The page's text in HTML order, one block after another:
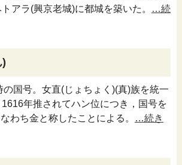
アラ(興京老城)に都城を築いた。
…続
の国号。女直(じょちょく)(真)族を統一
年推されてハン位につき，国号を
わち金と称したことによる。
…続き